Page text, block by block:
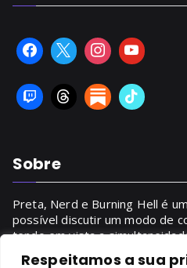
Respeitamos a sua
Sobre
Preta, Nerd e Burning Hell é
possível discutir um modo de
tendo em vista a
gênero, classe.